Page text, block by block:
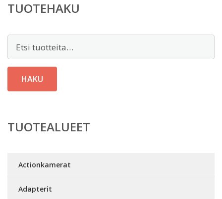
TUOTEHAKU
HAKU
TUOTEALUEET
Actionkamerat
Adapterit